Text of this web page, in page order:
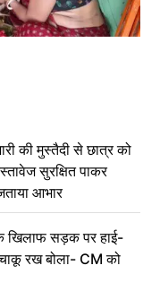
की मुस्तैदी से छात्र को
सुरक्षित पाकर
आभार
खिलाफ सड़क पर हाई-
चाकू रख बोला- CM को